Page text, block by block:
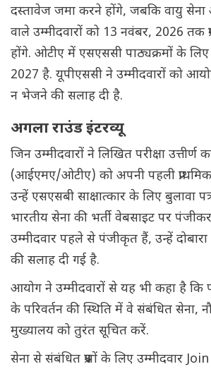
दस्तावेज जमा करने होंगे, जबकि वायु सेना
वाले उम्मीदवारों को 13 नवंबर, 2026 तक
होंगे. ओटीए में एसएससी पाठ्यक्रमों के लिए
2027 है. यूपीएससी ने उम्मीदवारों को
न भेजने की सलाह दी है.
अगला राउंड इंटरव्यू
जिन उम्मीदवारों ने लिखित परीक्षा
(आईएमए/ओटीए) को अपनी पहली
उन्हें एसएसबी साक्षात्कार के लिए बुलावा
भारतीय सेना की भर्ती वेबसाइट पर
उम्मीदवार पहले से पंजीकृत हैं, उन्हें
की सलाह दी गई है.
आयोग ने उम्मीदवारों से यह भी कहा है कि
के परिवर्तन की स्थिति में वे संबंधित सेना,
मुख्यालय को तुरंत सूचित करें.
सेना से संबंधित प्रश्नों के लिए उम्मीदवार